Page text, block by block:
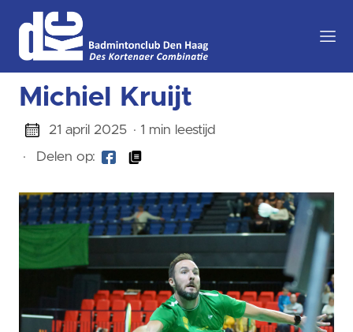
Michiel Kruijt
21 april 2025 · 1 min leestijd
·
Delen op: